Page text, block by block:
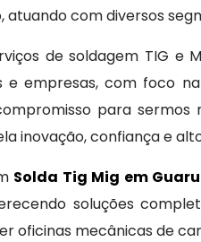
com diversos
de soldagem TIG e
e empresas, com foco
para
inovação, confiança e
Solda Tig Mig em
soluções
oficinas mecânicas de